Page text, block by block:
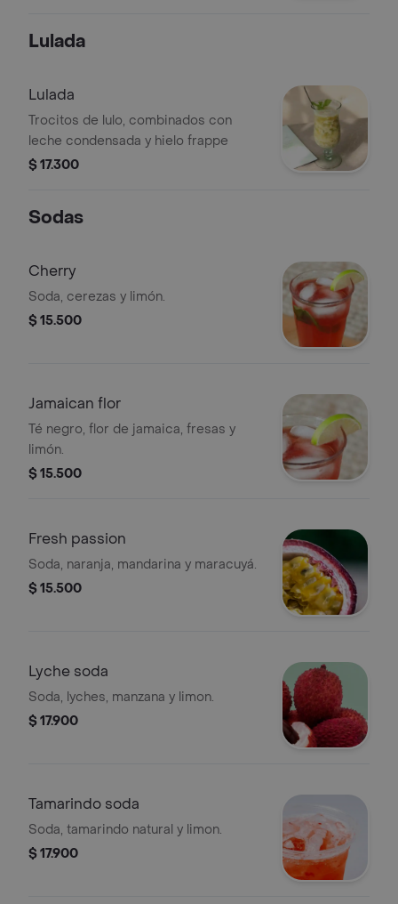
Lulada
Lulada
Trocitos de lulo, combinados con
leche condensada y hielo frappe
$ 17.300
Sodas
Cherry
Soda, cerezas y limón.
$ 15.500
Jamaican flor
Té negro, flor de jamaica, fresas y
limón.
$ 15.500
Fresh passion
Soda, naranja, mandarina y maracuyá.
$ 15.500
Lyche soda
Soda, lyches, manzana y limon.
$ 17.900
Tamarindo soda
Soda, tamarindo natural y limon.
$ 17.900